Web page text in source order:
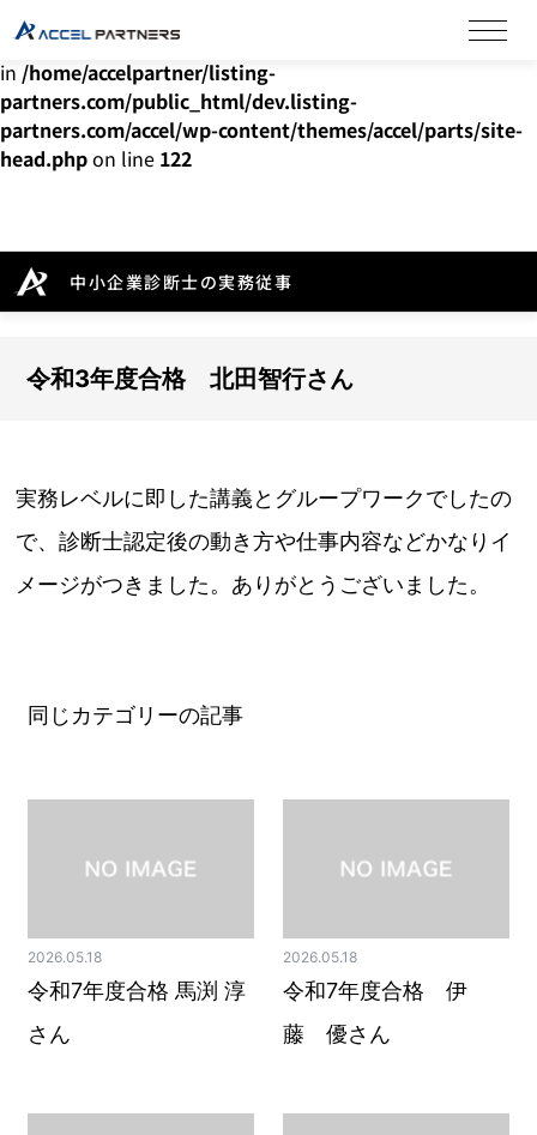
Warning: Undefined array key "HTTP_ACCEPT_LANGUAGE"
in /home/accelpartner/listing-
partners.com/public_html/dev.listing-
partners.com/accel/wp-content/themes/accel/parts/site-
head.phpon line 122
中小企業診断士の実務従事
令和3年度合格 北田智行さん
実務レベルに即した講義とグループワークでしたの
で、診断士認定後の動き方や仕事内容などかなりイ
メージがつきました。 ありがとうございました。
同じカテゴリーの記事
2026.05.18
令和7年度合格 馬渕 淳
さん
2026.05.18
令和7年度合格 伊
藤 優さん